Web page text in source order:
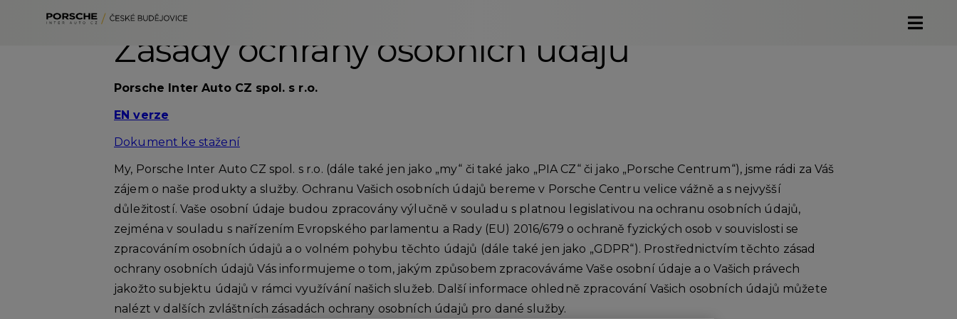
Volkswagen
Volkswagen užitkové
Akční vozy
Ojeté vozy
Šeková knížka
Financování
Zásady ochrany osobních údajů
Porsche Inter Auto CZ spol. s r.o.
EN verze
Dokument ke stažení
My, Porsche Inter Auto CZ spol. s r.o. (dále také jen jako „my“ či také jako „PIA CZ“ či jako „Porsche Centrum“), jsme rádi za Váš
zájem o naše produkty a služby. Ochranu Vašich osobních údajů bereme v Porsche Centru velice vážně a s nejvyšší
důležitostí. Vaše osobní údaje budou zpracovány výlučně v souladu s platnou legislativou na ochranu osobních údajů,
zejména v souladu s nařízením Evropského parlamentu a Rady (EU) 2016/679 o ochraně fyzických osob v souvislosti se
zpracováním osobních údajů a o volném pohybu těchto údajů (dále také jen jako „GDPR“). Prostřednictvím těchto zásad
ochrany osobních údajů Vás informujeme o tom, jakým způsobem zpracováváme Vaše osobní údaje a o Vašich právech
jakožto subjektu údajů v rámci využívání našich služeb. Další informace ohledně zpracování Vašich osobních údajů můžete
nalézt v dalších zvláštních zásadách ochrany osobních údajů pro dané služby.